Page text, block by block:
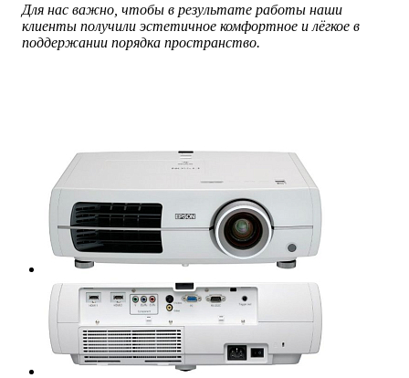
Для нас важно, чтобы в результате работы наши
клиенты получили эстетичное комфортное и лёгкое в
поддержании порядка пространство.